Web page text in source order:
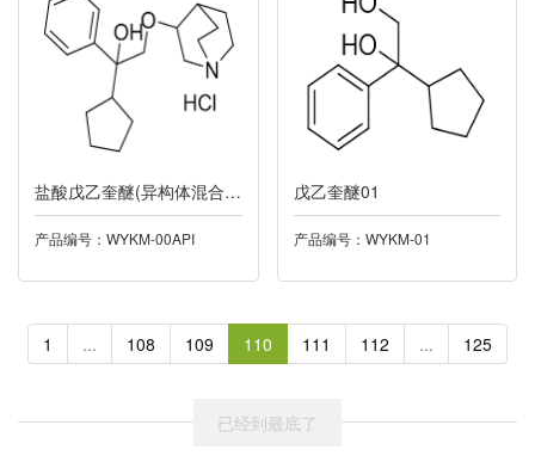
069苄丝肼
070孟鲁斯特纳
071肾上腺素
072卢帕他定
074己酮可可碱
盐酸戊乙奎醚(异构体混合物)
产品编号：WYKM-00API
戊乙奎醚01
产品编号：WYKM-01
1 ... 108 109 110 111 112 ... 125
已经到最底了